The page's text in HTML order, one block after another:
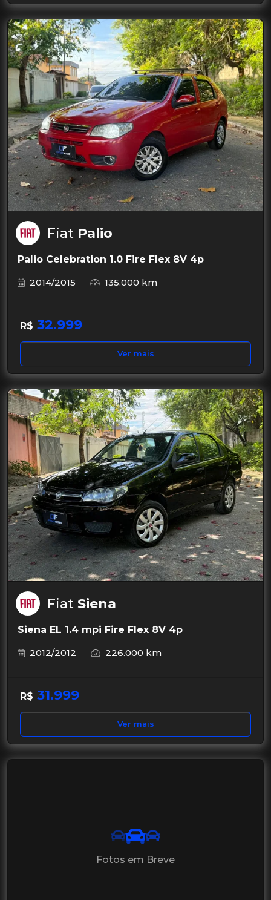
Fiat Palio
Palio Celebration 1.0 Fire Flex 8V 4p
2014/2015
135.000 km
R$ 32.999
Ver mais
Fiat Siena
Siena EL 1.4 mpi Fire Flex 8V 4p
2012/2012
226.000 km
R$ 31.999
Ver mais
Fotos em Breve